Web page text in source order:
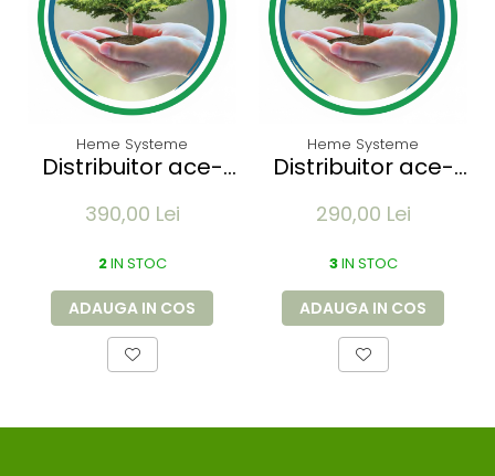
Heme Systeme
Distribuitor ace-
medicamente
sertare 60x17x20.6
mm
390,00 Lei
2IN STOC
ADAUGA IN COS
Heme Systeme
Distribuitor ace-
medicamente
sertare
60x14.2x16.8 mm
290,00 Lei
3IN STOC
ADAUGA IN COS